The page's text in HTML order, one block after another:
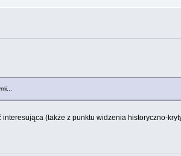
(także z punktu widzenia historyczno-